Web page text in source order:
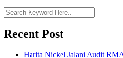
Recent Post
Harita Nickel Jalani Audit